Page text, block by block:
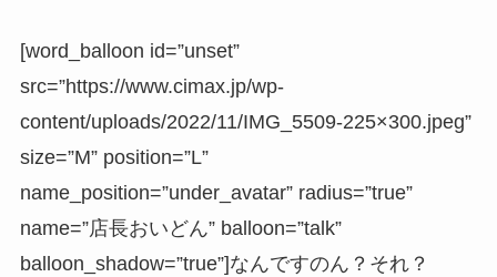
[word_balloon id=”unset”
src=”https://www.cimax.jp/wp-
content/uploads/2022/11/IMG_5509-225×300.jpeg”
size=”M” position=”L”
name_position=”under_avatar” radius=”true”
name=”店長おいどん” balloon=”talk”
balloon_shadow=”true”]なんですのん？それ？